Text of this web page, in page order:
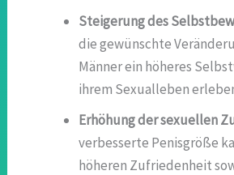
Steigerung des
die gewünschte
Männer ein höheres
ihrem Sexualleben
Erhöhung der sexuellen
verbesserte Penisgröße
höheren Zufriedenheit